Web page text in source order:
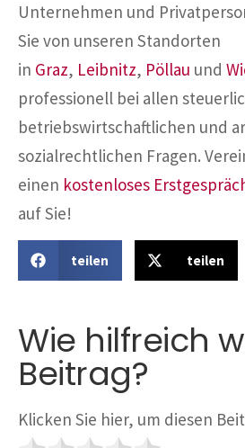
Unternehmen und
Sie von unseren Standorten
in Graz, Leibnitz, Pöllau und
professionell bei allen
betriebswirtschaftlichen und
sozialrechtlichen Fragen.
einen kostenloses
auf Sie!
teilen teilen
Wie hilfreich
Beitrag?
Klicken Sie hier, um diesen